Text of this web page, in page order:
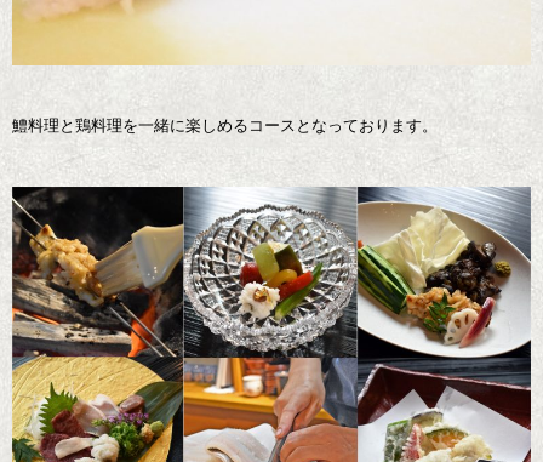
鱧料理と鶏料理を一緒に楽しめるコースとなっております。